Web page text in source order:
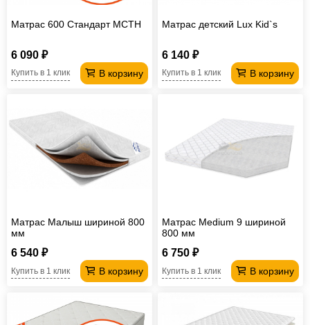
Матрас 600 Стандарт МСТН
6 090 ₽
В корзину
Купить в 1 клик
Матрас детский Lux Kid`s
6 140 ₽
В корзину
Купить в 1 клик
Матрас Малыш шириной 800
мм
6 540 ₽
В корзину
Купить в 1 клик
Матрас Medium 9 шириной
800 мм
6 750 ₽
В корзину
Купить в 1 клик